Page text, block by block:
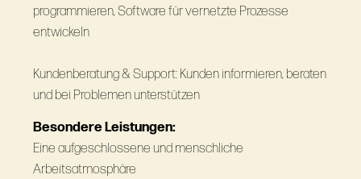
programmieren, Software für vernetzte Prozesse
entwickeln
Kundenberatung & Support: Kunden informieren, beraten
und bei Problemen unterstützen
Besondere Leistungen:
Eine aufgeschlossene und menschliche
Arbeitsatmosphäre